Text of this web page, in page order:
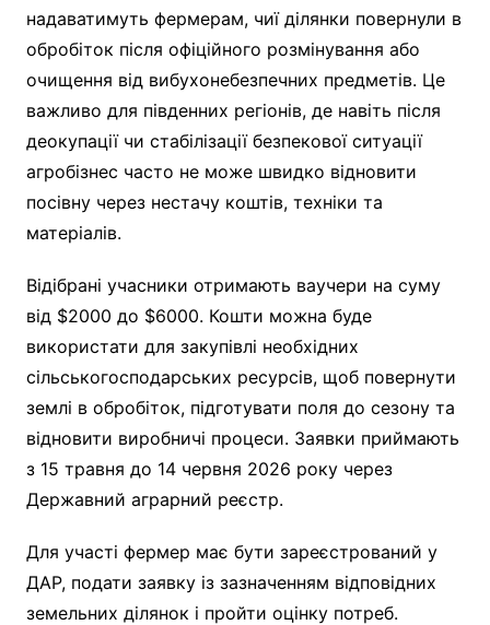
надаватимуть фермерам, чиї ділянки повернули в
обробіток після офіційного розмінування або
очищення від вибухонебезпечних предметів. Це
важливо для південних регіонів, де навіть після
деокупації чи стабілізації безпекової ситуації
агробізнес часто не може швидко відновити
посівну через нестачу коштів, техніки та
матеріалів.
Відібрані учасники отримають ваучери на суму
від $2000 до $6000. Кошти можна буде
використати для закупівлі необхідних
сільськогосподарських ресурсів, щоб повернути
землі в обробіток, підготувати поля до сезону та
відновити виробничі процеси. Заявки приймають
з 15 травня до 14 червня 2026 року через
Державний аграрний реєстр.
Для участі фермер має бути зареєстрований у
ДАР, подати заявку із зазначенням відповідних
земельних ділянок і пройти оцінку потреб.